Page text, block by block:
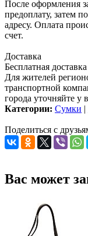
После оформления
предоплату, затем
адресу. Оплата
счет.
Доставка
Бесплатная
Для жителей
транспортной
города уточняйте
Категории: Сумки |
Поделиться с
Вас может